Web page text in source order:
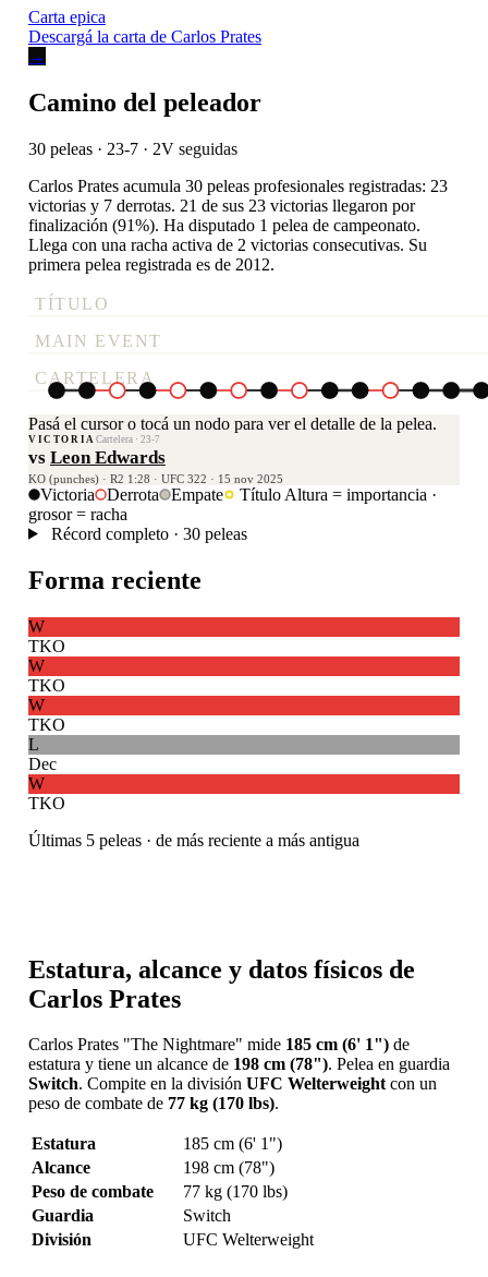
Carta epica
Descargá la carta de Carlos Prates
→
Camino del peleador
30 peleas · 23-7· 2V seguidas
Carlos Prates acumula 30 peleas profesionales registradas: 23
victorias y 7 derrotas. 21 de sus 23 victorias llegaron por
finalización (91%). Ha disputado 1 pelea de campeonato.
Llega con una racha activa de 2 victorias consecutivas. Su
primera pelea registrada es de 2012.
TÍTULO
MAIN EVENT
CARTELERA
Pasá el cursor o tocá un nodo para ver el detalle de la pelea.
VICTORIA Cartelera · 23-7
vs Leon Edwards
KO (punches) · R2 1:28 · UFC 322 · 15 nov 2025
Victoria Derrota Empate Título Altura = importancia ·
grosor = racha
Récord completo · 30 peleas
Forma reciente
W
TKO
W
TKO
W
TKO
L
Dec
W
TKO
Últimas 5 peleas · de más reciente a más antigua
Estatura, alcance y datos físicos de
Carlos Prates
Carlos Prates "The Nightmare" mide 185 cm (6' 1")de
estatura y tiene un alcance de 198 cm (78"). Pelea en guardia
Switch. Compite en la división UFC Welterweightcon un
peso de combate de 77 kg (170 lbs).
Estatura
185 cm (6' 1")
Alcance
198 cm (78")
Peso de combate
77 kg (170 lbs)
Guardia
Switch
División
UFC Welterweight